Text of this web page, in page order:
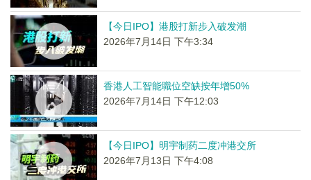
【今日IPO】港股打新步入破发潮
2026年7月14日 下午3:34
香港人工智能職位空缺按年增50%
2026年7月14日 下午12:03
【今日IPO】明宇制药二度冲港交所
2026年7月13日 下午4:08